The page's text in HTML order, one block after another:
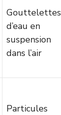
Gouttelettes
d’eau en
suspension
dans l’air
Particules